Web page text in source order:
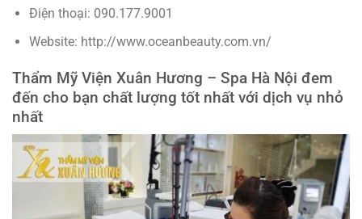
Điện thoại: 090.177.9001
Website: http://www.oceanbeauty.com.vn/
Thẩm Mỹ Viện Xuân Hương – Spa Hà Nội đem
đến cho bạn chất lượng tốt nhất với dịch vụ nhỏ
nhất